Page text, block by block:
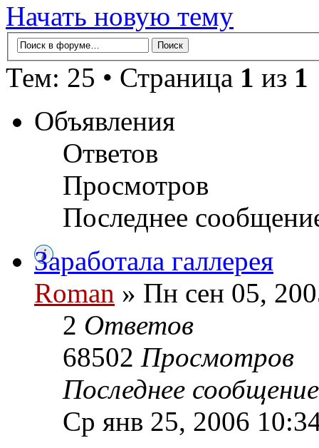
Начать новую тему
Тем: 25 • Страница 1 из 1
Объявления
Ответов
Просмотров
Последнее
Заработала галлерея
Roman » Пн сен 05,
2 Ответов
68502 Просмотров
Последнее
Ср янв 25, 2006